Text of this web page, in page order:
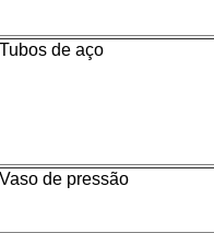
Tubos de aço
Vaso de pressão